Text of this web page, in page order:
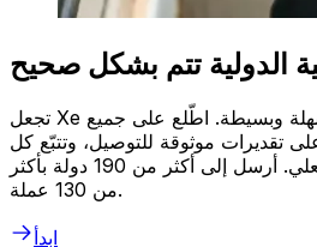
الدولية تتم بشكل صحيح
تجعل Xe التحويلات المالية الدولية سهلة وبسيطة. اطّلع على جميع
تقديرات موثوقة للتوصيل، وتتبّع كل
عملية نقل في الوقت الفعلي. أرسل إلى أكثر من 190 دولة بأكثر
من 130 عملة.
ابدأ